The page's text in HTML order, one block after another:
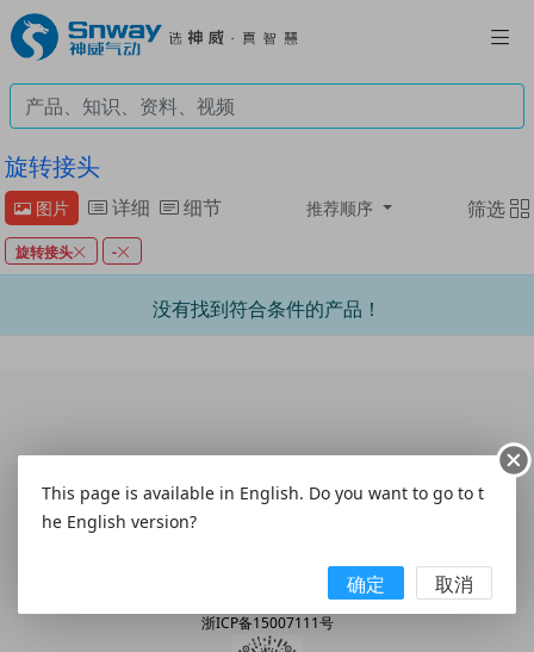
旋转接头
图片 详细 细节 推荐顺序 筛选
旋转接头 -
没有找到符合条件的产品！
关于我们 | 配送方式 | 付款方式 | 购物帮助 | 售后服务
热线:4008-292-877 | 电话:0577-61786628
© 2010 - 2026 snway.cn All Rights Reserved.
乐清市神威气动有限公司
浙ICP备15007111号
This page is available in English. Do you want to go to t
he English version?
确定 取消